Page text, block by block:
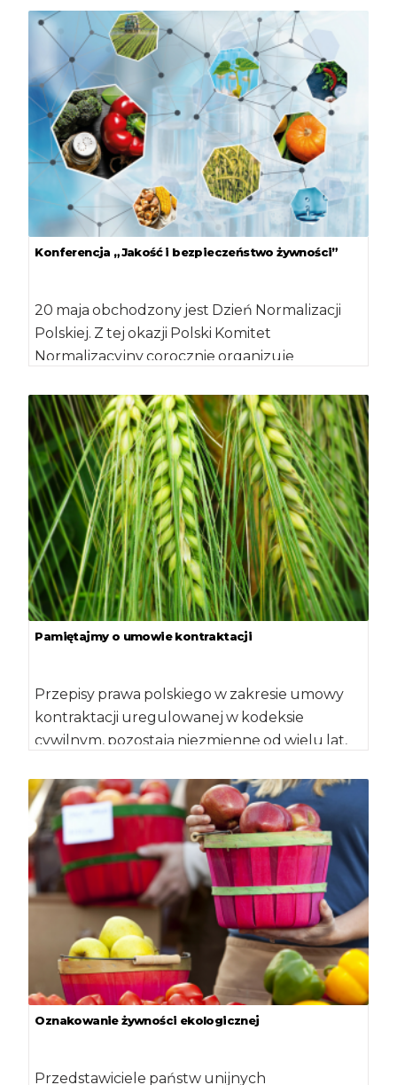
obszarów wiejskich”, […]
Konferencja „Jakość i bezpieczeństwo żywności”
20 maja obchodzony jest Dzień Normalizacji
Polskiej. Z tej okazji Polski Komitet
Normalizacyjny corocznie organizuje
różnym zagadnieniom związanych z […]
Pamiętajmy o umowie kontraktacji
Przepisy prawa polskiego w zakresie umowy
kontraktacji uregulowanej w kodeksie
cywilnym, pozostają niezmienne od wielu lat,
Oznakowanie żywności ekologicznej
Przedstawiciele państw unijnych